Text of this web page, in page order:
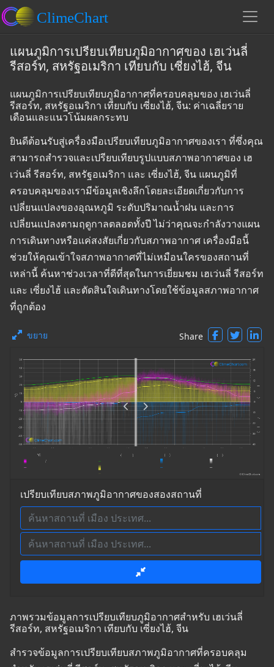
แผนภูมิการเปรียบเทียบภูมิอากาศของ เฮเว่นลี่
รีสอร์ท, สหรัฐอเมริกา เทียบกับ เซี่ยงไฮ้, จีน
แผนภูมิการเปรียบเทียบภูมิอากาศที่ครอบคลุมของ เฮเว่นลี่
รีสอร์ท, สหรัฐอเมริกา เทียบกับ เซี่ยงไฮ้, จีน: ค่าเฉลี่ยราย
เดือนและแนวโน้มผลกระทบ
ยินดีต้อนรับสู่เครื่องมือเปรียบเทียบภูมิอากาศของเรา ที่ซึ่งคุณ
สามารถสำรวจและเปรียบเทียบรูปแบบสภาพอากาศของ เฮ
เว่นลี่ รีสอร์ท, สหรัฐอเมริกา และ เซี่ยงไฮ้, จีน แผนภูมิที่
ครอบคลุมของเรามีข้อมูลเชิงลึกโดยละเอียดเกี่ยวกับการ
เปลี่ยนแปลงของอุณหภูมิ ระดับปริมาณน้ำฝน และการ
เปลี่ยนแปลงตามฤดูกาลตลอดทั้งปี ไม่ว่าคุณจะกำลังวางแผน
การเดินทางหรือแค่สงสัยเกี่ยวกับสภาพอากาศ เครื่องมือนี้
ช่วยให้คุณเข้าใจสภาพอากาศที่ไม่เหมือนใครของสถานที่
เหล่านี้ ค้นหาช่วงเวลาที่ดีที่สุดในการเยี่ยมชม เฮเว่นลี่ รีสอร์ท
และ เซี่ยงไฮ้ และตัดสินใจเดินทางโดยใช้ข้อมูลสภาพอากาศ
ที่ถูกต้อง
ขยาย Share
เปรียบเทียบสภาพภูมิอากาศของสองสถานที่
ภาพรวมข้อมูลการเปรียบเทียบภูมิอากาศสำหรับ เฮเว่นลี่
รีสอร์ท, สหรัฐอเมริกา เทียบกับ เซี่ยงไฮ้, จีน
สำรวจข้อมูลการเปรียบเทียบสภาพภูมิอากาศที่ครอบคลุม